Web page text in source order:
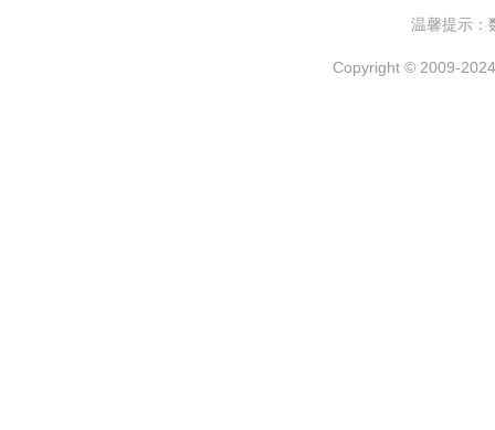
温馨提示：
Copyright © 2009-